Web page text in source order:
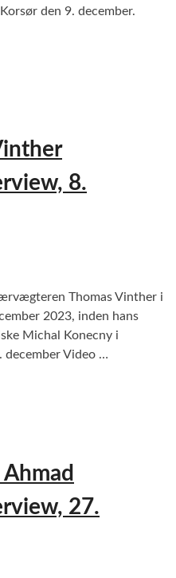
den 9. december.
8.
Thomas Vinther i
2023, inden hans
Michal Konecny i
Video …
27.